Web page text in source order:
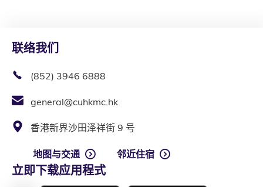
联络我们
(852) 3946 6888
general@cuhkmc.hk
香港新界沙田泽祥街 9 号
地图与交通 邻近住宿
立即下载应用程式